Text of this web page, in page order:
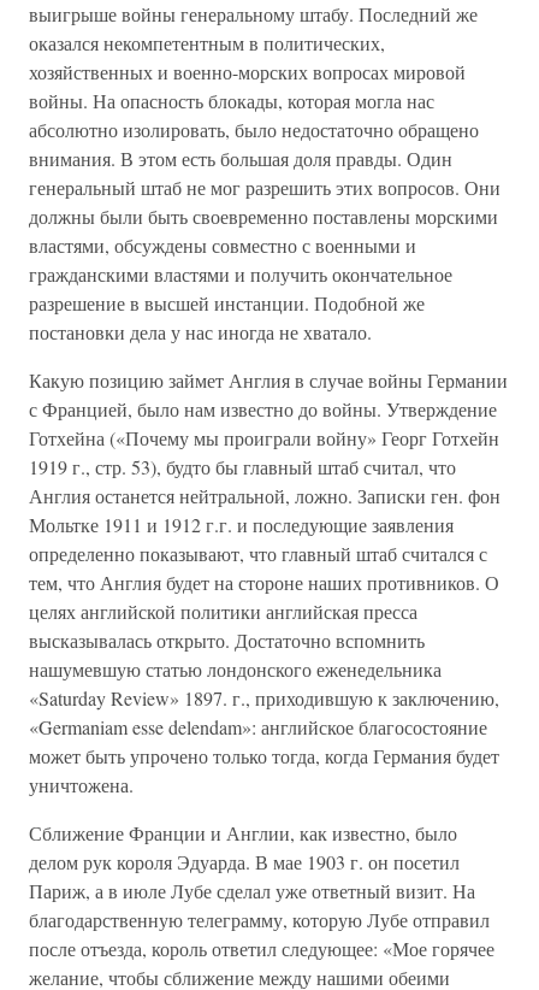
выигрыше войны генеральному штабу. Последний же
оказался некомпетентным в политических,
хозяйственных и военно-морских вопросах мировой
войны. На опасность блокады, которая могла нас
абсолютно изолировать, было недостаточно обращено
внимания. В этом есть большая доля правды. Один
генеральный штаб не мог разрешить этих вопросов. Они
должны были быть своевременно поставлены морскими
властями, обсуждены совместно с военными и
гражданскими властями и получить окончательное
разрешение в высшей инстанции. Подобной же
постановки дела у нас иногда не хватало.
Какую позицию займет Англия в случае войны Германии
с Францией, было нам известно до войны. Утверждение
Готхейна («Почему мы проиграли войну» Георг Готхейн
1919 г., стр. 53), будто бы главный штаб считал, что
Англия останется нейтральной, ложно. Записки ген. фон
Мольтке 1911 и 1912 г.г. и последующие заявления
определенно показывают, что главный штаб считался с
тем, что Англия будет на стороне наших противников. О
целях английской политики английская пресса
высказывалась открыто. Достаточно вспомнить
нашумевшую статью лондонского еженедельника
«Saturday Review» 1897. г., приходившую к заключению,
«Germaniam esse delendam»: английское благосостояние
может быть упрочено только тогда, когда Германия будет
уничтожена.
Сближение Франции и Англии, как известно, было
делом рук короля Эдуарда. В мае 1903 г. он посетил
Париж, а в июле Лубе сделал уже ответный визит. На
благодарственную телеграмму, которую Лубе отправил
после отъезда, король ответил следующее: «Мое горячее
желание, чтобы сближение между нашими обеими